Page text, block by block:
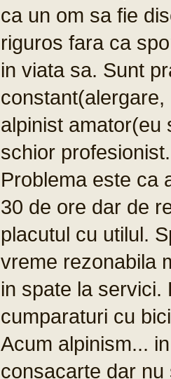
ca un om sa fie
riguros fara ca
in viata sa. Sunt
alpinist amator(eu
schior profesionist.
Problema este ca
30 de ore dar de
placutul cu utilul.
vreme rezonabila
in spate la servici.
cumparaturi cu
Acum alpinism...
consacarte dar